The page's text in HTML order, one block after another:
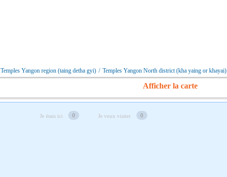
Temples Yangon region (taing detha gyi) / Temples Yangon North district (kha yaing or khayai)
Afficher la carte
Je étais ici 0 Je veux visiter 0